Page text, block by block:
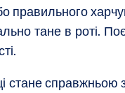
правильного
тане в роті.
стане справжньою